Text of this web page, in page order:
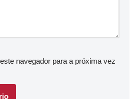
navegador para a próxima vez